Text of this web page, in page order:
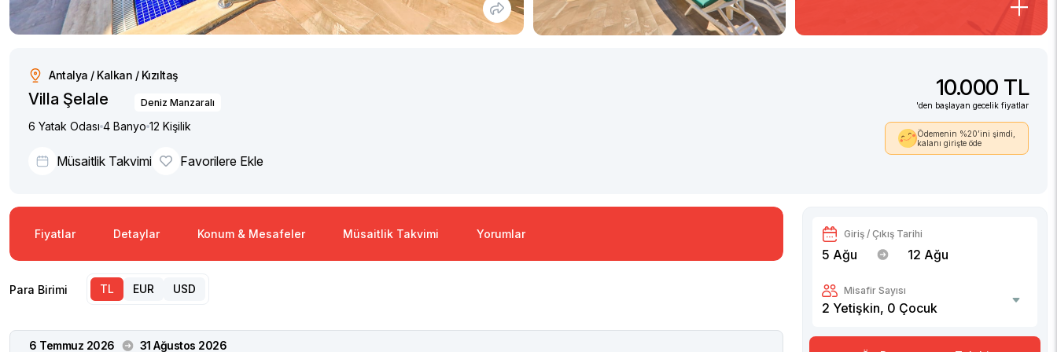
Antalya / Kalkan / Kızıltaş
Villa Şelale Deniz Manzaralı
6 Yatak Odası 4 Banyo 12 Kişilik
Müsaitlik Takvimi Favorilere Ekle
10.000 TL
'den başlayan gecelik fiyatlar
Ödemenin %20’ini şimdi,
kalanı girişte öde
Fiyatlar Detaylar Konum & Mesafeler Müsaitlik Takvimi Yorumlar
Para Birimi TL EUR USD
6 Temmuz 2026 31 Ağustos 2026
Giriş / Çıkış Tarihi
5 Ağu 12 Ağu
Misafir Sayısı
2 Yetişkin, 0 Çocuk